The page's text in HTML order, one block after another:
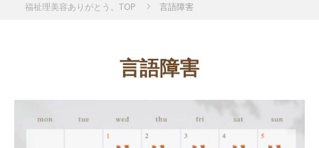
福祉理美容ありがとう。TOP 言語障害
言語障害